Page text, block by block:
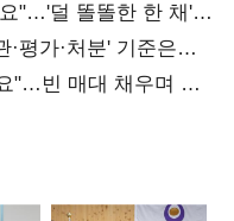
"…'덜 똘똘한 한 채'
평가·처분' 기준은
"…빈 매대 채우며 문